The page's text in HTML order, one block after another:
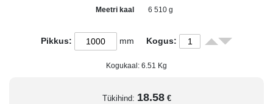
Meetri kaal
6 510 g
Pikkus: mm Kogus:
Kogukaal: 6.51 Kg
Tükihind: 18.58 €